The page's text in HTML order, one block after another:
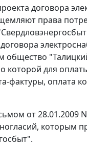
договора
права
общество
которой для
фактуры, оплата
от 28.01.2009
которым